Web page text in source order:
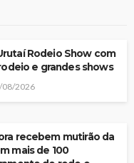
Rodeio Show com
e grandes shows
08/2026
recebem mutirão da
mais de 100